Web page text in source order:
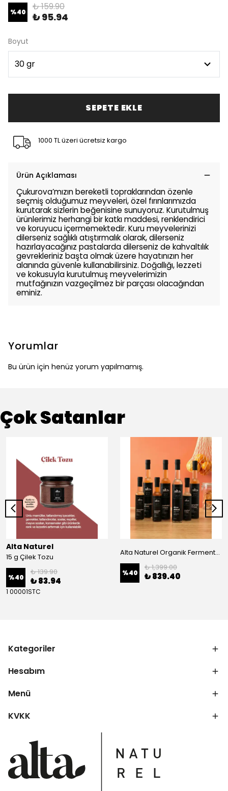
%40 ₺ 159.90
₺ 95.94
Boyut
SEPETE EKLE
1000 TL üzeri ücretsiz kargo
Ürün Açıklaması
Çukurova’mızın bereketli topraklarından özenle
seçmiş olduğumuz meyveleri, özel fırınlarımızda
kurutarak sizlerin beğenisine sunuyoruz. Kurutulmuş
ürünlerimiz herhangi bir katkı maddesi, renklendirici
ve koruyucu içermemektedir. Kuru meyvelerinizi
dilerseniz sağlıklı atıştırmalık olarak, dilerseniz
hazırlayacağınız pastalarda dilerseniz de kahvaltılık
gevrekleriniz başta olmak üzere hayatınızın her
alanında güvenle kullanabilirsiniz. Doğallığı, lezzeti
ve kokusuyla kurutulmuş meyvelerimizin
mutfağınızın vazgeçilmez bir parçası olacağından
eminiz.
Yorumlar
Bu ürün için henüz yorum yapılmamış.
Çok Satanlar
Alta Naturel
15 g Çilek Tozu
%40
₺ 139.90
₺ 83.94
1 00001STC
Alta Naturel Organik Fermente Büyük Sirke Paketi 500 ML (Portakal - Greyfurt-Mandalina-Elma Sirkesi)
%40
₺ 1,399.00
₺ 839.40
Kategoriler
Hesabım
Menü
KVKK